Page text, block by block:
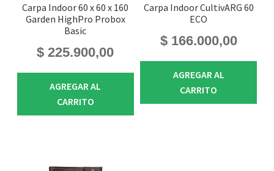
Carpa Indoor 60 x 60 x 160
Garden HighPro Probox
Basic
$ 225.900,00
AGREGAR AL
CARRITO
Carpa Indoor CultivARG 60
ECO
$166.000,00
AGREGAR AL
CARRITO